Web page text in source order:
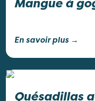
En savoir plus →
Quésadillas